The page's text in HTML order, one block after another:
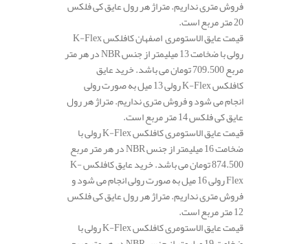
فروش متری نداریم. متراژ هر رول عایق کی فلکس
20 متر مربع است.
قیمت عایق الاستومری اصفهان کافلکس K-Flex
رولی با ضخامت 13 میلیمتر از جنس NBR در هر متر
مربع 709.500 تومان می باشد. خرید عایق
کافلکس K-Flex رولی 13 میل به صورت رولی
انجام می شود و فروش متری نداریم. متراژ هر رول
عایق کی فلکس 14 متر مربع است.
قیمت عایق الاستومری کافلکس K-Flex رولی با
ضخامت 16 میلیمتر از جنس NBR در هر متر مربع
874.500 تومان می باشد. خرید عایق کافلکس K-
Flex رولی 16 میل به صورت رولی انجام می شود و
فروش متری نداریم. متراژ هر رول عایق کی فلکس
12 متر مربع است.
قیمت عایق الاستومری کافلکس K-Flex رولی با